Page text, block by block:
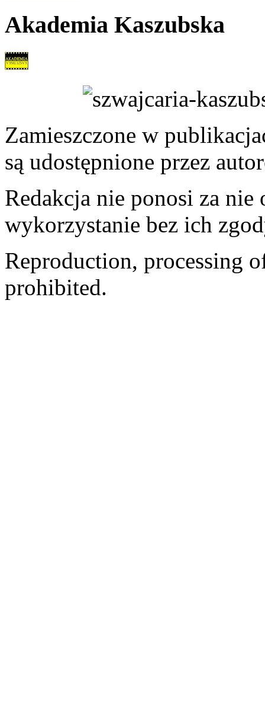
Akademia Kaszubska
Zamieszczone w
są udostępnione przez
Redakcja nie ponosi za
wykorzystanie bez ich
Reproduction, processing
prohibited.